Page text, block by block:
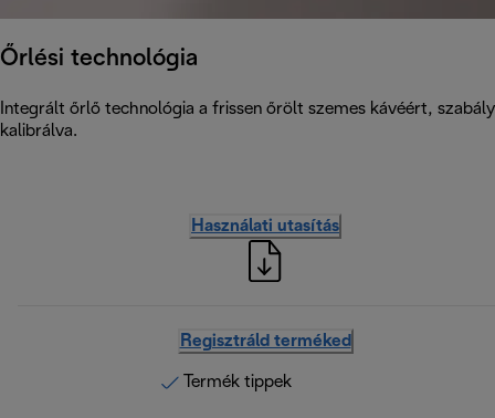
Őrlési technológia
Integrált őrlő technológia a frissen őrölt szemes kávéért,
kalibrálva.
Használati utasítás
Regisztráld terméked
Termék tippek